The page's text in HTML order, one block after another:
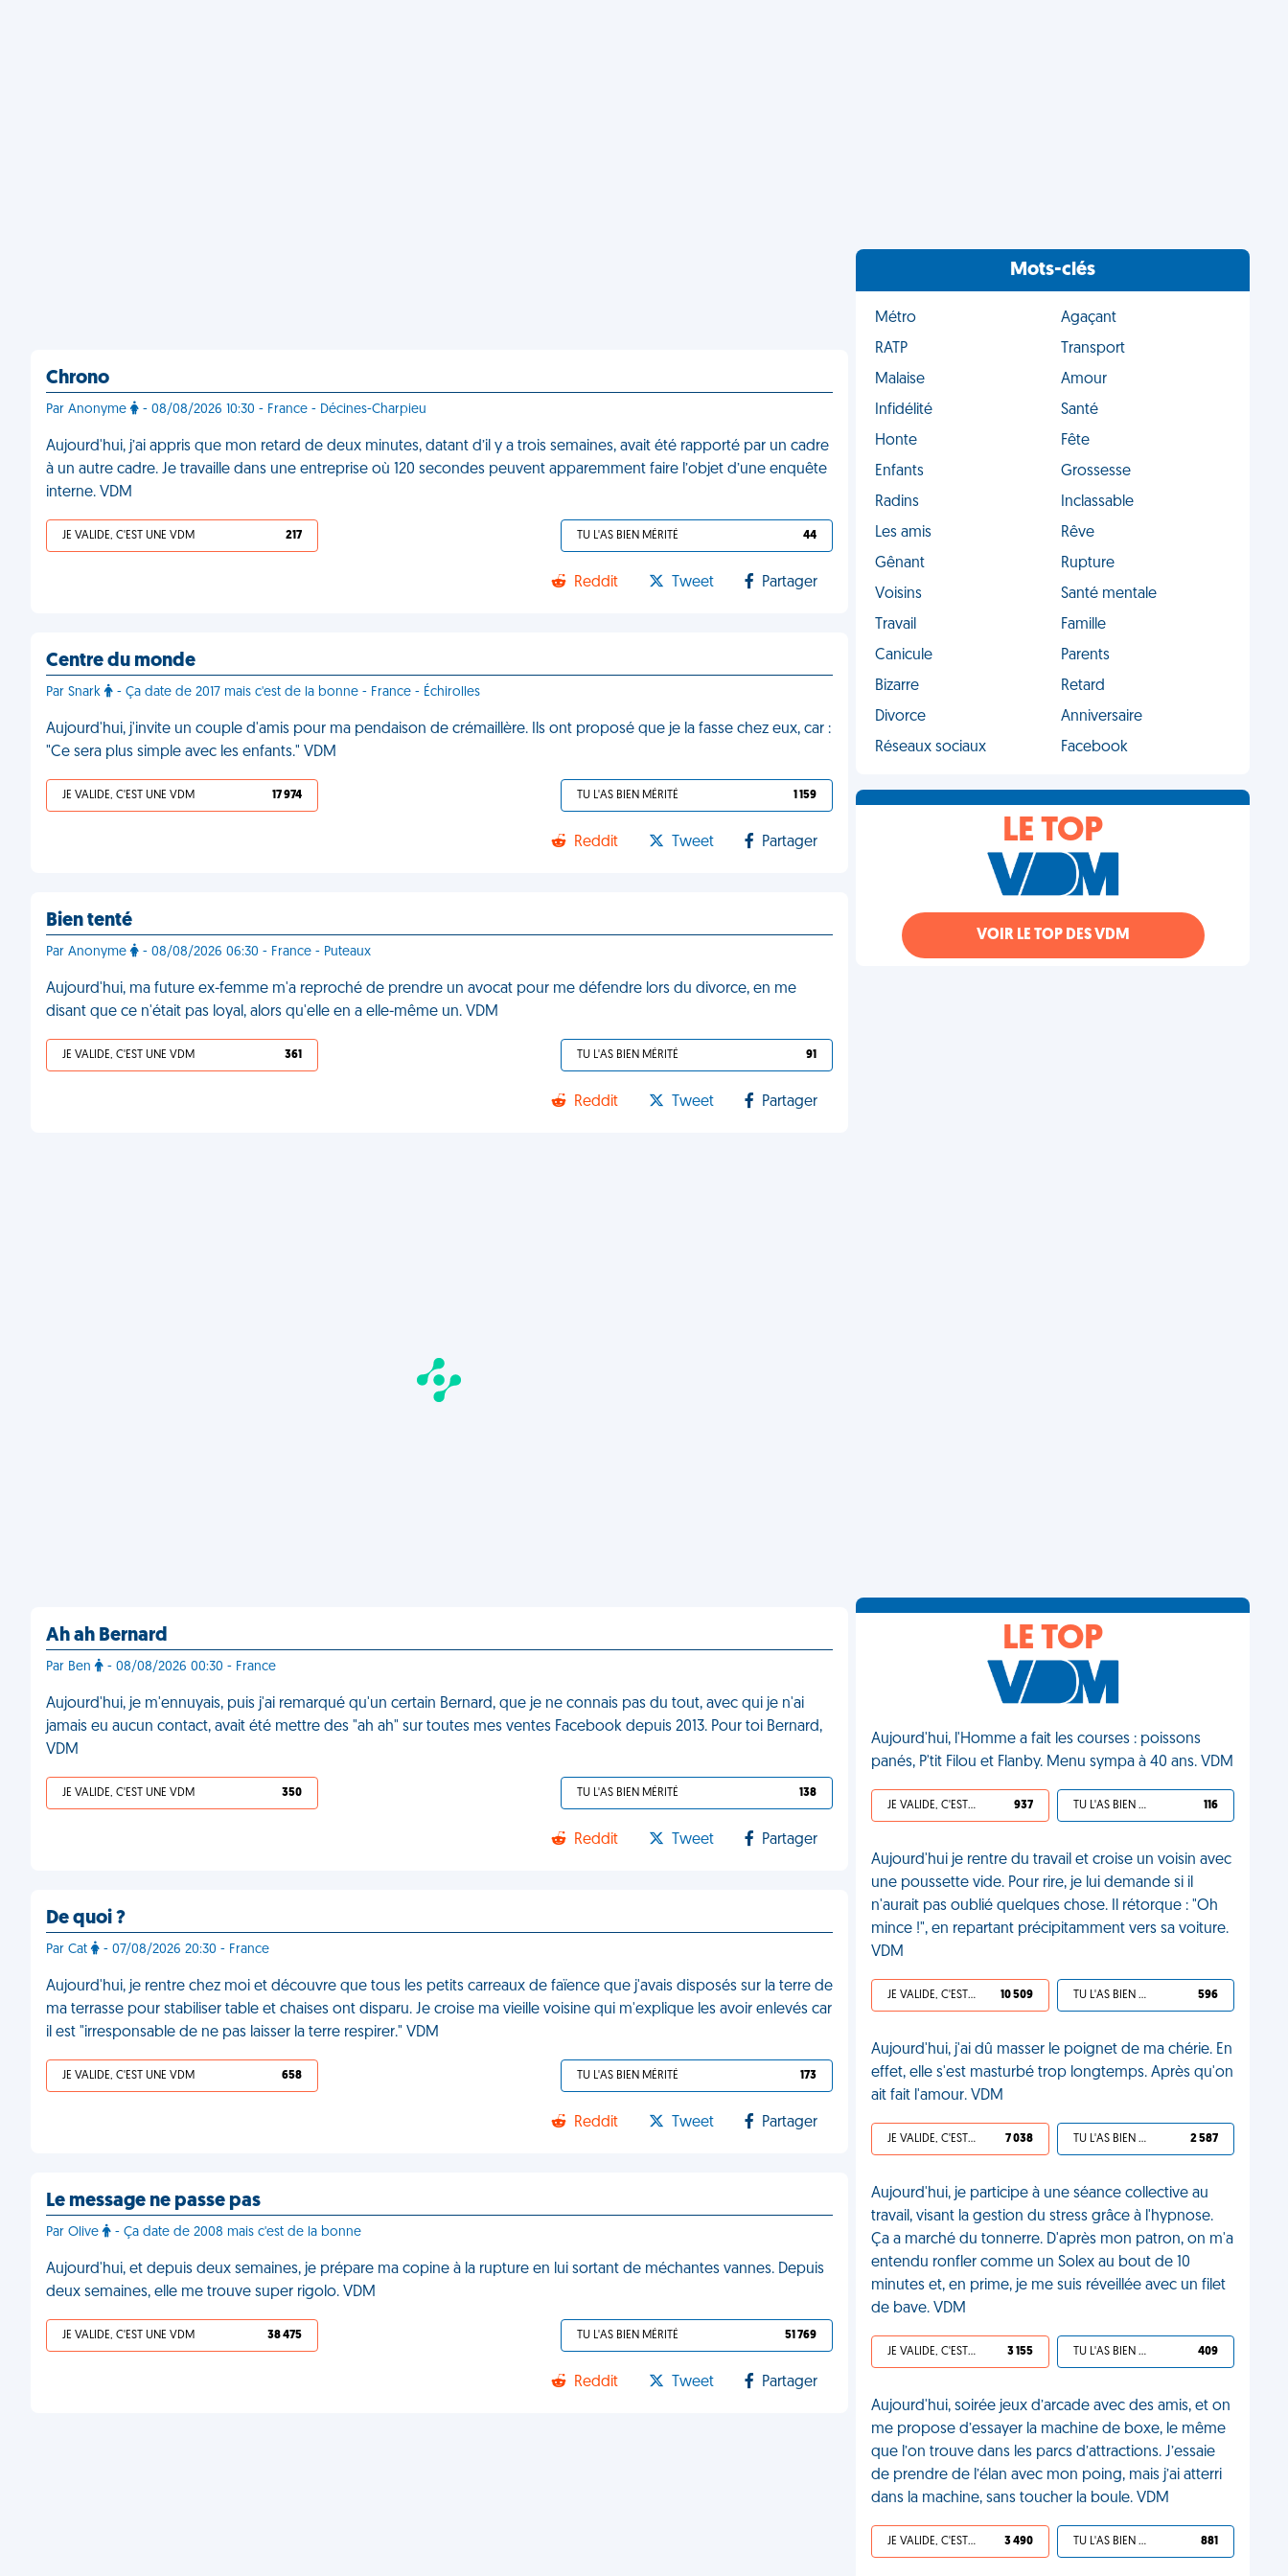
Chrono
Par Anonyme - 08/08/2026 10:30 - France - Décines-Charpieu
Aujourd'hui, j’ai appris que mon retard de deux minutes, datant d’il y a trois semaines, avait été rapporté par un cadre
à un autre cadre. Je travaille dans une entreprise où 120 secondes peuvent apparemment faire l’objet d’une enquête
interne. VDM
JE VALIDE, C'EST UNE VDM 217 TU L'AS BIEN MÉRITÉ 44
Reddit Tweet Partager
Centre du monde
Par Snark - Ça date de 2017 mais c'est de la bonne - France - Échirolles
Aujourd'hui, j'invite un couple d'amis pour ma pendaison de crémaillère. Ils ont proposé que je la fasse chez eux, car :
"Ce sera plus simple avec les enfants." VDM
JE VALIDE, C'EST UNE VDM 17 974 TU L'AS BIEN MÉRITÉ 1 159
Reddit Tweet Partager
Bien tenté
Par Anonyme - 08/08/2026 06:30 - France - Puteaux
Aujourd'hui, ma future ex-femme m'a reproché de prendre un avocat pour me défendre lors du divorce, en me
disant que ce n'était pas loyal, alors qu'elle en a elle-même un. VDM
JE VALIDE, C'EST UNE VDM 361 TU L'AS BIEN MÉRITÉ 91
Reddit Tweet Partager
Ah ah Bernard
Par Ben - 08/08/2026 00:30 - France
Aujourd'hui, je m'ennuyais, puis j'ai remarqué qu'un certain Bernard, que je ne connais pas du tout, avec qui je n'ai
jamais eu aucun contact, avait été mettre des "ah ah" sur toutes mes ventes Facebook depuis 2013. Pour toi Bernard,
VDM
JE VALIDE, C'EST UNE VDM 350 TU L'AS BIEN MÉRITÉ 138
Reddit Tweet Partager
De quoi ?
Par Cat - 07/08/2026 20:30 - France
Aujourd'hui, je rentre chez moi et découvre que tous les petits carreaux de faïence que j'avais disposés sur la terre de
ma terrasse pour stabiliser table et chaises ont disparu. Je croise ma vieille voisine qui m'explique les avoir enlevés car
il est "irresponsable de ne pas laisser la terre respirer." VDM
JE VALIDE, C'EST UNE VDM 658 TU L'AS BIEN MÉRITÉ 173
Reddit Tweet Partager
Le message ne passe pas
Par Olive - Ça date de 2008 mais c'est de la bonne
Aujourd'hui, et depuis deux semaines, je prépare ma copine à la rupture en lui sortant de méchantes vannes. Depuis
deux semaines, elle me trouve super rigolo. VDM
JE VALIDE, C'EST UNE VDM 38 475 TU L'AS BIEN MÉRITÉ 51 769
Reddit Tweet Partager
Mots-clés
Métro
Agaçant
RATP
Transport
Malaise
Amour
Infidélité
Santé
Honte
Fête
Enfants
Grossesse
Radins
Inclassable
Les amis
Rêve
Gênant
Rupture
Voisins
Santé mentale
Travail
Famille
Canicule
Parents
Bizarre
Retard
Divorce
Anniversaire
Réseaux sociaux
Facebook
LE TOP
VOIR LE TOP DES VDM
LE TOP
Aujourd'hui, l'Homme a fait les courses : poissons
panés, P'tit Filou et Flanby. Menu sympa à 40 ans. VDM
JE VALIDE, C'EST UNE VDM 937 TU L'AS BIEN MÉRITÉ 116
Aujourd'hui je rentre du travail et croise un voisin avec
une poussette vide. Pour rire, je lui demande si il
n'aurait pas oublié quelques chose. Il rétorque : "Oh
mince !", en repartant précipitamment vers sa voiture.
VDM
JE VALIDE, C'EST UNE VDM 10 509 TU L'AS BIEN MÉRITÉ 596
Aujourd'hui, j'ai dû masser le poignet de ma chérie. En
effet, elle s'est masturbé trop longtemps. Après qu'on
ait fait l'amour. VDM
JE VALIDE, C'EST UNE VDM 7 038 TU L'AS BIEN MÉRITÉ 2 587
Aujourd'hui, je participe à une séance collective au
travail, visant la gestion du stress grâce à l'hypnose.
Ça a marché du tonnerre. D'après mon patron, on m'a
entendu ronfler comme un Solex au bout de 10
minutes et, en prime, je me suis réveillée avec un filet
de bave. VDM
JE VALIDE, C'EST UNE VDM 3 155 TU L'AS BIEN MÉRITÉ 409
Aujourd'hui, soirée jeux d’arcade avec des amis, et on
me propose d’essayer la machine de boxe, le même
que l’on trouve dans les parcs d’attractions. J’essaie
de prendre de l’élan avec mon poing, mais j’ai atterri
dans la machine, sans toucher la boule. VDM
JE VALIDE, C'EST UNE VDM 3 490 TU L'AS BIEN MÉRITÉ 881